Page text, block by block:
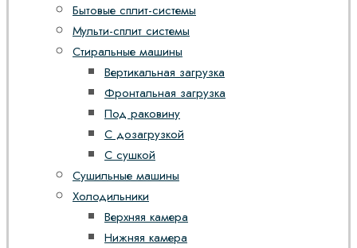
Бытовые сплит-системы
Мульти-сплит системы
Стиральные машины
Вертикальная загрузка
Фронтальная загрузка
Под раковину
С дозагрузкой
С сушкой
Сушильные машины
Холодильники
Верхняя камера
Нижняя камера